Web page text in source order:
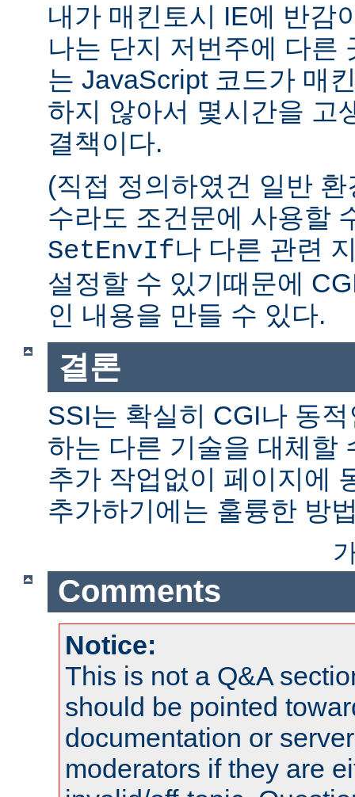
내가 매킨토시 IE에 반감
나는 단지 저번주에 다른
는 JavaScript 코드가 매
하지 않아서 몇시간을 고
결책이다.
(직접 정의하였건 일반
수라도 조건문에 사용할
SetEnvIf나 다른 관련
설정할 수 있기때문에
인 내용을 만들 수 있다.
결론
SSI는 확실히 CGI나 동
하는 다른 기술을 대체할
추가 작업없이 페이지에
추가하기에는 훌륭한 방
Comments
Notice:
This is not a Q&A
should be pointed
documentation or
moderators if they are